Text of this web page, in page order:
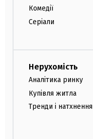
Комедії
Серіали
Нерухомість
Аналітика ринку
Купівля житла
Тренди і натхнення